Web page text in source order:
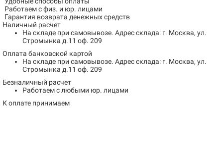
Работаем с физ. и юр. лицами
Гарантия возврата денежных средств
Наличный расчет
На складе при самовывозе. Адрес склада: г. Москва, ул.
Стромынка д.11 оф. 209
Оплата банковской картой
На складе при самовывозе. Адрес склада: г. Москва, ул.
Стромынка д.11 оф. 209
Безналичный расчет
Работаем с любыми юр. лицами
К оплате принимаем